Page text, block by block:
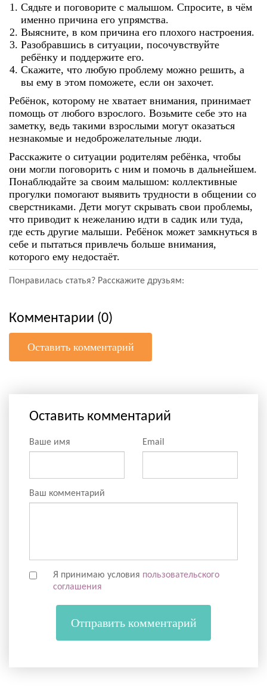
Сядьте и поговорите с малышом. Спросите, в чём
именно причина его упрямства.
Выясните, в ком причина его плохого настроения.
Разобравшись в ситуации, посочувствуйте
ребёнку и поддержите его.
Скажите, что любую проблему можно решить, а
вы ему в этом поможете, если он захочет.
Ребёнок, которому не хватает внимания, принимает
помощь от любого взрослого. Возьмите себе это на
заметку, ведь такими взрослыми могут оказаться
незнакомые и недоброжелательные люди.
Расскажите о ситуации родителям ребёнка, чтобы
они могли поговорить с ним и помочь в дальнейшем.
Понаблюдайте за своим малышом: коллективные
прогулки помогают выявить трудности в общении со
сверстниками. Дети могут скрывать свои проблемы,
что приводит к нежеланию идти в садик или туда,
где есть другие малыши. Ребёнок может замкнуться в
себе и пытаться привлечь больше внимания,
которого ему недостаёт.
Понравилась статья? Расскажите друзьям:
Комментарии (0)
Оставить комментарий
Оставить комментарий
Ваше имя Email
Ваш комментарий
Я принимаю условия пользовательского
соглашения